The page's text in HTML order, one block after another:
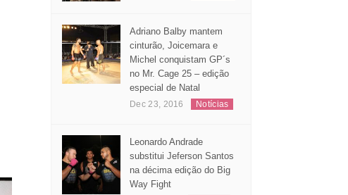
Adriano Balby mantem
cinturão, Joicemara e
Michel conquistam GP´s
no Mr. Cage 25 – edição
especial de Natal
Dec 23, 2016 Notícias
Leonardo Andrade
substitui Jeferson Santos
na décima edição do Big
Way Fight